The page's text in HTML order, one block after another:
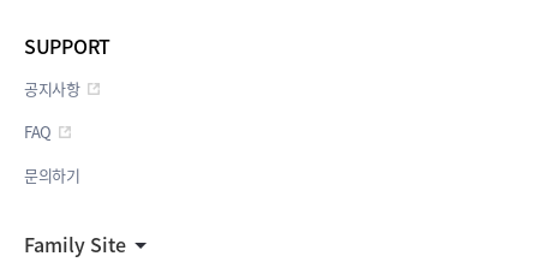
Family Site
SUPPORT
공지사항
FAQ
문의하기